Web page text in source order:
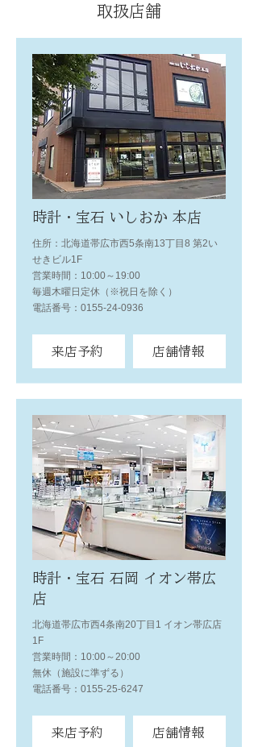
取扱店舗
時計・宝石 いしおか 本店
住所：北海道帯広市西5条南13丁目8 第2い
せきビル1F
営業時間：10:00～19:00
毎週木曜日定休（※祝日を除く）
電話番号：0155-24-0936
来店予約 店舗情報
時計・宝石 石岡 イオン帯広
店
北海道帯広市西4条南20丁目1 イオン帯広店
1F
営業時間：10:00～20:00
無休（施設に準ずる）
電話番号：0155-25-6247
来店予約 店舗情報